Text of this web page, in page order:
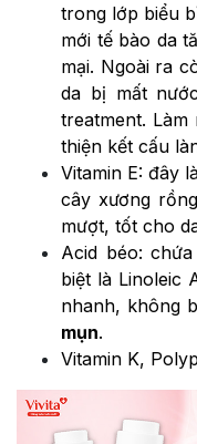
trong lớp biểu
mới tế bào da
mại. Ngoài ra
da bị mất
treatment.
thiện kết cấu
Vitamin E: đây
cây xương
mượt, tốt cho
Acid béo:
biệt là Linoleic
nhanh, không
mụn.
Vitamin K,